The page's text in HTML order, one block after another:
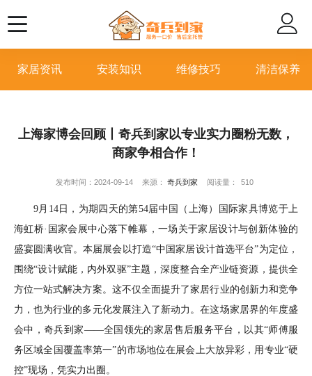
家居资讯 安装知识 维修技巧 清洁保养
上海家博会回顾丨奇兵到家以专业实力圈粉无数，
商家争相合作！
发布时间：2024-09-14 来源： 奇兵到家 阅读量： 510
9月14日，为期四天的第54届中国（上海）国际家具博览于上
海虹桥·国家会展中心落下帷幕，一场关于家居设计与创新体验的
盛宴圆满收官。本届展会以打造“中国家居设计首选平台”为定位，
围绕“设计赋能，内外双驱”主题，深度整合全产业链资源，提供全
方位一站式解决方案。这不仅全面提升了家居行业的创新力和竞争
力，也为行业的多元化发展注入了新动力。在这场家居界的年度盛
会中，奇兵到家——全国领先的家居售后服务平台，以其“师傅服
务区域全国覆盖率第一”的市场地位在展会上大放异彩，用专业“硬
控”现场，凭实力出圈。